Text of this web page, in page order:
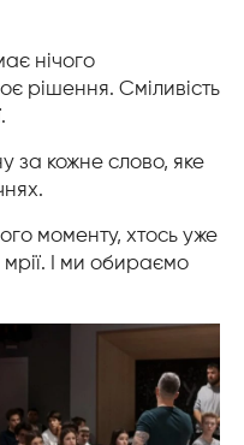
нічого
рішення. Сміливість
за кожне слово, яке
моменту, хтось уже
мрії. І ми обираємо